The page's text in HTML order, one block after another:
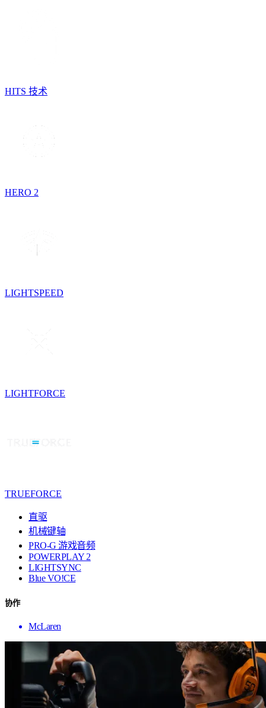
HITS 技术
HERO 2
LIGHTSPEED
LIGHTFORCE
TRUEFORCE
直驱
机械键轴
PRO-G 游戏音频
POWERPLAY 2
LIGHTSYNC
Blue VO!CE
协作
McLaren